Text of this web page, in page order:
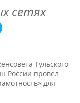
сетях
Тульского
России провел
для